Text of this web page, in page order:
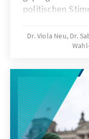
politischen
Ergebnisse
Vorfeld wird u.a.
Einschätzungen
Themen für das
Dr. Viola Neu, Dr.